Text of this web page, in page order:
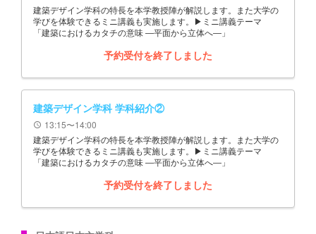
建築デザイン学科の特長を本学教授陣が解説します。また大学の
学びを体験できるミニ講義も実施します。▶ミニ講義テーマ
「建築におけるカタチの意味 ―平面から立体へ―」
予約受付を終了しました
建築デザイン学科 学科紹介②
schedule 13:15〜14:00
建築デザイン学科の特長を本学教授陣が解説します。また大学の
学びを体験できるミニ講義も実施します。▶ミニ講義テーマ
「建築におけるカタチの意味 ―平面から立体へ―」
予約受付を終了しました